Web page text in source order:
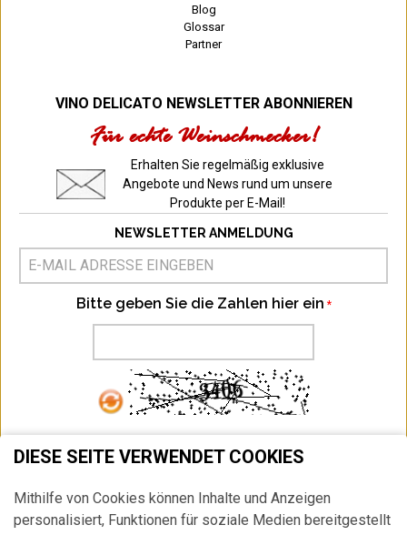
Blog
Glossar
Partner
VINO DELICATO NEWSLETTER ABONNIEREN
Für echte Weinschmecker!
Erhalten Sie regelmäßig exklusive
Angebote und News rund um unsere
Produkte per E-Mail!
NEWSLETTER ANMELDUNG
Bitte geben Sie die Zahlen hier ein
ABONNIEREN
HIERkönnen Sie Ihr Newsletter Abonnement jederzeit widerrufen.
DIESE SEITE VERWENDET COOKIES
Mithilfe von Cookies können Inhalte und Anzeigen
personalisiert, Funktionen für soziale Medien bereitgestellt